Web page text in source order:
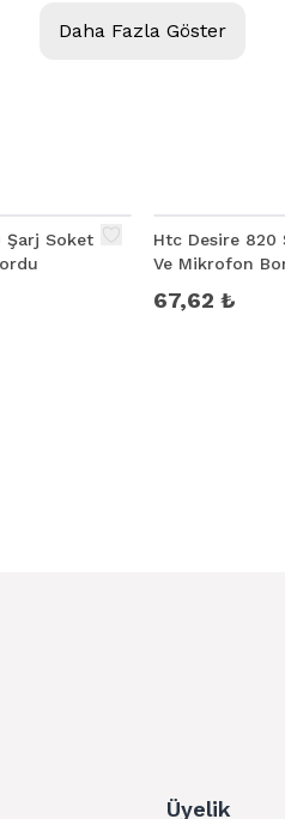
Daha Fazla Göster
Şarj Soket
Htc Desire 820
Ve Mikrofon
67,62 ₺
Üyelik